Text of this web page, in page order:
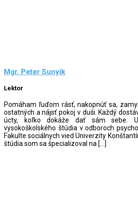
Mgr. Peter Sunyík
Lektor
Pomáham ľuďom rásť, nakopnúť sa,
ostatných a nájsť pokoj v duši. Každý
úcty, koľko dokáže dať sám sebe.
vysokoškolského štúdia v odboroch
Fakulte sociálnych vied Univerzity
štúdia som sa špecializoval na […]